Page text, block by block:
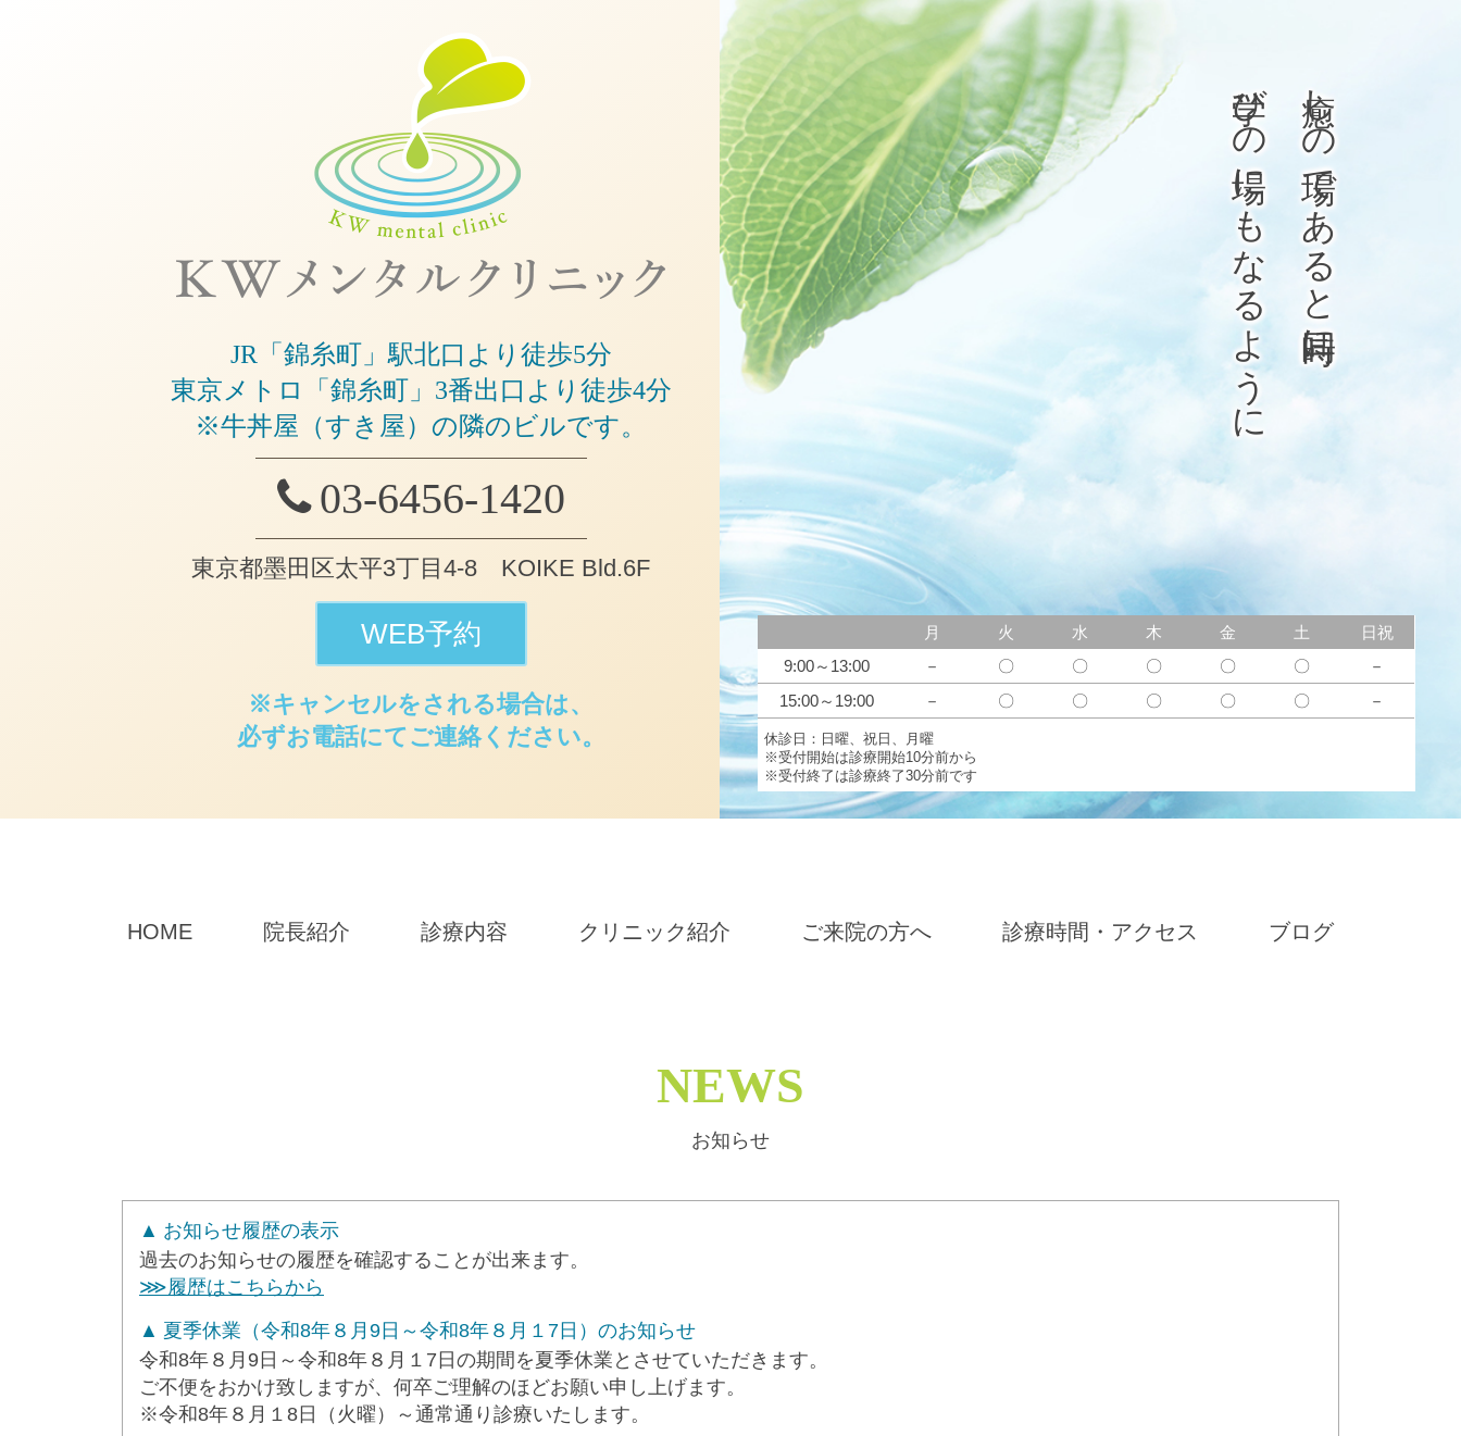
錦糸町の心療内科 精神科｜KWメンタルクリニック｜墨田区 土曜診療
JR「錦糸町」駅北口より徒歩5分
東京メトロ「錦糸町」3番出口より徒歩4分
※牛丼屋（すき屋）の隣のビルです。
03-6456-1420
東京都墨田区太平3丁目4-8 KOIKE Bld.6F
WEB予約
※キャンセルをされる場合は、
必ずお電話にてご連絡ください。
癒しの場であると同時に、
学びの場にもなるように
休診日：日曜、祝日、月曜
※受付開始は診療開始10分前から
※受付終了は診療終了30分前です
月 火 水 木 金 土
日祝
9:00～13:00
－ 〇 〇 〇 〇 〇
－
15:00～19:00
－ 〇 〇 〇 〇 〇 －
HOME 院長紹介 診療内容 クリニック紹介 ご来院の方へ 診療時間・アクセス ブログ
NEWS
お知らせ
お知らせ履歴の表示
過去のお知らせの履歴を確認することが出来ます。
⋙履歴はこちらから
夏季休業（令和8年８月9日～令和8年８月１7日）のお知らせ
令和8年８月9日～令和8年８月１7日の期間を夏季休業とさせていただきます。
ご不便をおかけ致しますが、何卒ご理解のほどお願い申し上げます。
※令和8年８月１8日（火曜）～通常通り診療いたします。